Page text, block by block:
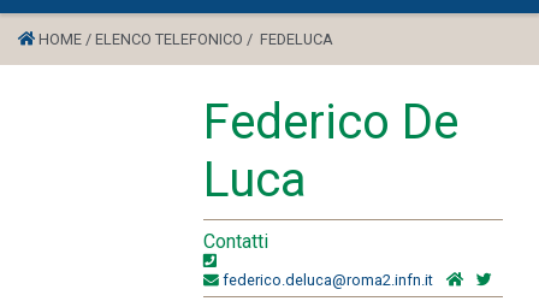
HOME / ELENCO TELEFONICO / FEDELUCA
Federico De
Luca
Contatti
federico.deluca@roma2.infn.it